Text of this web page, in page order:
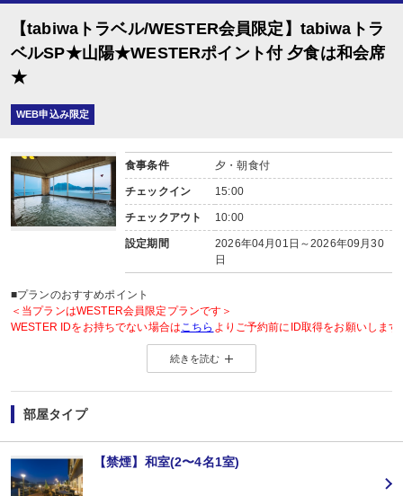
【tabiwaトラベル/WESTER会員限定】tabiwaトラ
ベルSP★山陽★WESTERポイント付 夕食は和会席
★
WEB申込み限定
食事条件 夕・朝食付
チェックイン 15:00
チェックアウト 10:00
設定期間
2026年04月01日～2026年09月30
日
■プランのおすすめポイント
＜当プランはWESTER会員限定プランです＞
WESTER IDをお持ちでない場合はこちら よりご予約前にID取得をお願いします
◆WESTER会員様に「もらってうれしい」WESTERポイント2倍◆
＜WESTERポイントについて＞
旅行プラン利用分のWESTERポイント(通常)と同数分のWESTERポイント(期
WESTERポイント(期間・用途限定)は、ご旅行出発月の翌々月初旬の付与(予
WESTERポイントの後付けはできません。
旅行プランをお申し込み後、予約内容変更・人数変更・キャンセルされた場合
おとな・こども共、有料人員の方がポイント対象です。（添寝幼児は対象外）
■夕食
続きを読む
部屋タイプ
【禁煙】和室(2〜4名1室)